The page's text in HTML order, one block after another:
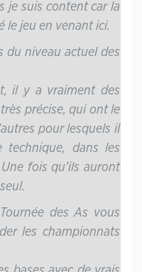
je suis content car la
le jeu en venant ici.
du niveau actuel des
il y a vraiment des
précise, qui ont le
pour lesquels il
technique, dans les
fois qu’ils auront
des As vous
les championnats